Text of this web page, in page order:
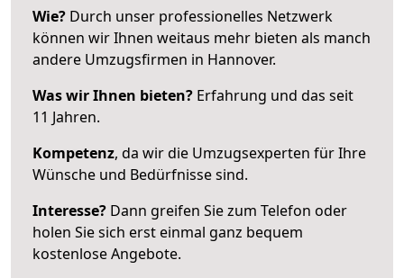
Wie? Durch unser professionelles Netzwerk
können wir Ihnen weitaus mehr bieten als manch
andere Umzugsfirmen in Hannover.
Was wir Ihnen bieten? Erfahrung und das seit
11 Jahren.
Kompetenz, da wir die Umzugsexperten für Ihre
Wünsche und Bedürfnisse sind.
Interesse? Dann greifen Sie zum Telefon oder
holen Sie sich erst einmal ganz bequem
kostenlose Angebote.